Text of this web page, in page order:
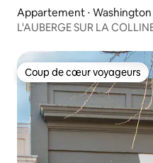
Appartement ⋅ Washington
L'AUBERGE SUR LA
Coup de cœur voyageurs
Coup de cœur voyageurs